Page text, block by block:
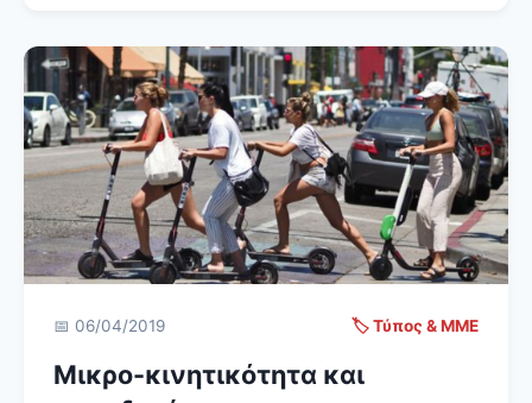
📅 06/04/2019 🏷️ Τύπος & ΜΜΕ
Μικρο-κινητικότητα και